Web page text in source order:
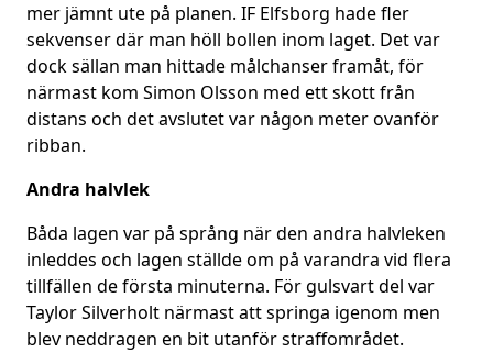
mer jämnt ute på planen. IF Elfsborg hade fler
sekvenser där man höll bollen inom laget. Det var
dock sällan man hittade målchanser framåt, för
närmast kom Simon Olsson med ett skott från
distans och det avslutet var någon meter ovanför
ribban.
Andra halvlek
Båda lagen var på språng när den andra halvleken
inleddes och lagen ställde om på varandra vid flera
tillfällen de första minuterna. För gulsvart del var
Taylor Silverholt närmast att springa igenom men
blev neddragen en bit utanför straffområdet.